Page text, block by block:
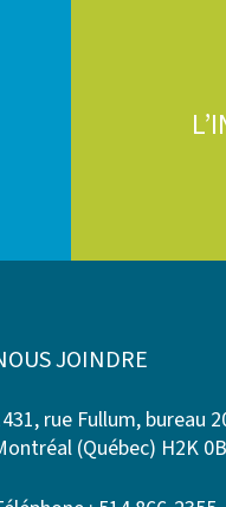
JOINDRE
rue Fullum, bureau
(Québec) H2K